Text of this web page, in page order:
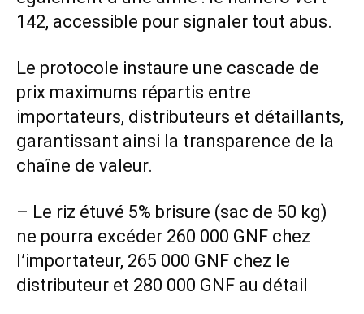
142, accessible pour signaler tout abus.
Le protocole instaure une cascade de
prix maximums répartis entre
importateurs, distributeurs et détaillants,
garantissant ainsi la transparence de la
chaîne de valeur.
– Le riz étuvé 5% brisure (sac de 50 kg)
ne pourra excéder 260 000 GNF chez
l’importateur, 265 000 GNF chez le
distributeur et 280 000 GNF au détail